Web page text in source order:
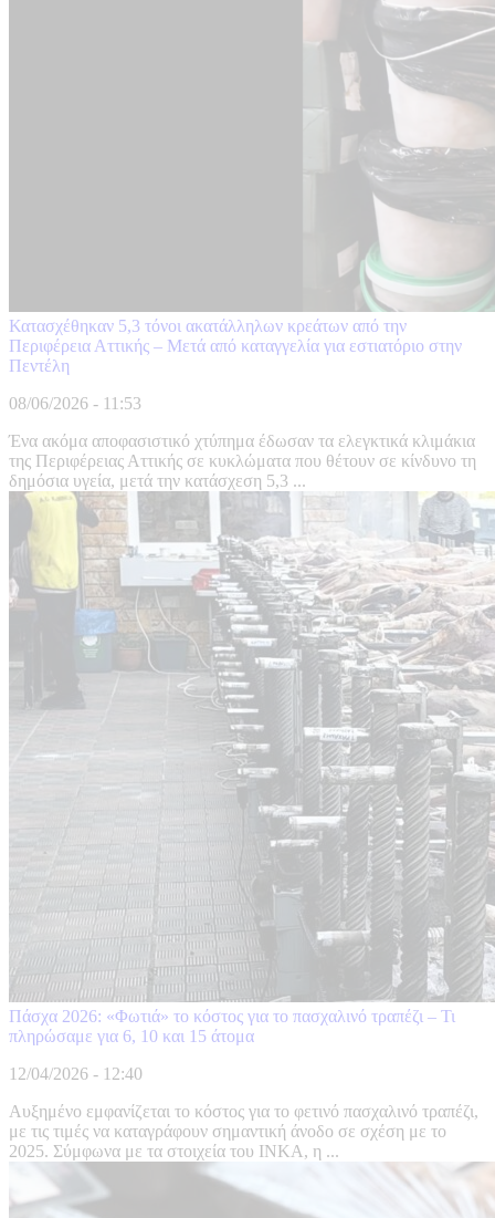
Κατασχέθηκαν 5,3 τόνοι ακατάλληλων κρεάτων από την
Περιφέρεια Αττικής – Μετά από καταγγελία για εστιατόριο στην
Πεντέλη
08/06/2026 - 11:53
Ένα ακόμα αποφασιστικό χτύπημα έδωσαν τα ελεγκτικά κλιμάκια
της Περιφέρειας Αττικής σε κυκλώματα που θέτουν σε κίνδυνο τη
δημόσια υγεία, μετά την κατάσχεση 5,3 ...
Πάσχα 2026: «Φωτιά» το κόστος για το πασχαλινό τραπέζι – Τι
πληρώσαμε για 6, 10 και 15 άτομα
12/04/2026 - 12:40
Αυξημένο εμφανίζεται το κόστος για το φετινό πασχαλινό τραπέζι,
με τις τιμές να καταγράφουν σημαντική άνοδο σε σχέση με το
2025. Σύμφωνα με τα στοιχεία του ΙΝΚΑ, η ...